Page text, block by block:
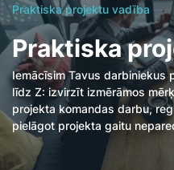
Praktiska projektu vadība
Praktiska
Iemācīsim Tavus darbiniekus
līdz Z: izvirzīt izmērāmos
projekta komandas darbu,
pielāgot projekta gaitu